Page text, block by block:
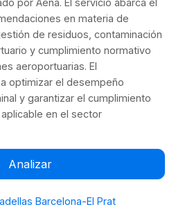
por Aena. El servicio abarca el
en materia de
de residuos, contaminación
y cumplimiento normativo
aeroportuarias. El
optimizar el desempeño
y garantizar el cumplimiento
en el sector
Analizar
Barcelona-El Prat